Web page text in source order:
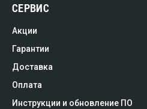
СЕРВИС
Акции
Гарантии
Доставка
Оплата
Инструкции и обновление ПО